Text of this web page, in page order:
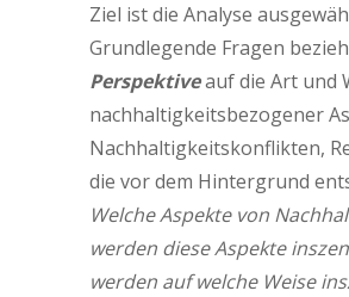
Ziel ist die Analyse
Grundlegende Fragen
Perspektiveauf die Art und
nachhaltigkeitsbezogener
Nachhaltigkeitskonflikten,
die vor dem Hintergrund
Welche Aspekte von
werden diese Aspekte
werden auf welche Weise